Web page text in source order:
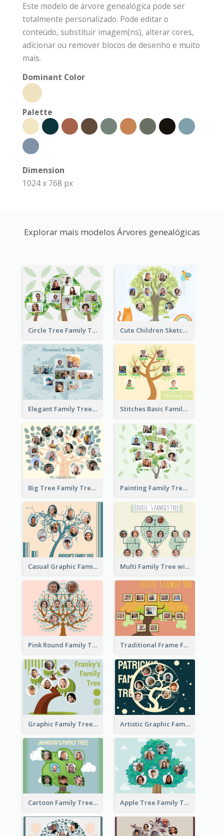
Este modelo de árvore genealógica pode ser
totalmente personalizado. Pode editar o
conteúdo, substituir imagem(ns), alterar cores,
adicionar ou remover blocos de desenho e muito
mais.
Dominant Color
Palette
Dimension
1024 x 768 px
Explorar mais modelos Árvores genealógicas
Circle Tree Family Tree Cute Children Sketch Family Tree
Elegant Family Tree Stitches Basic Family Tree
Big Tree Family Tree Painting Family Tree
Casual Graphic Family Tree2 Multi Family Tree with Background
Pink Round Family Tree with Background Traditional Frame Family Tree with Pictures
Graphic Family Tree Artistic Graphic Family Tree
Cartoon Family Tree Apple Tree Family Tree